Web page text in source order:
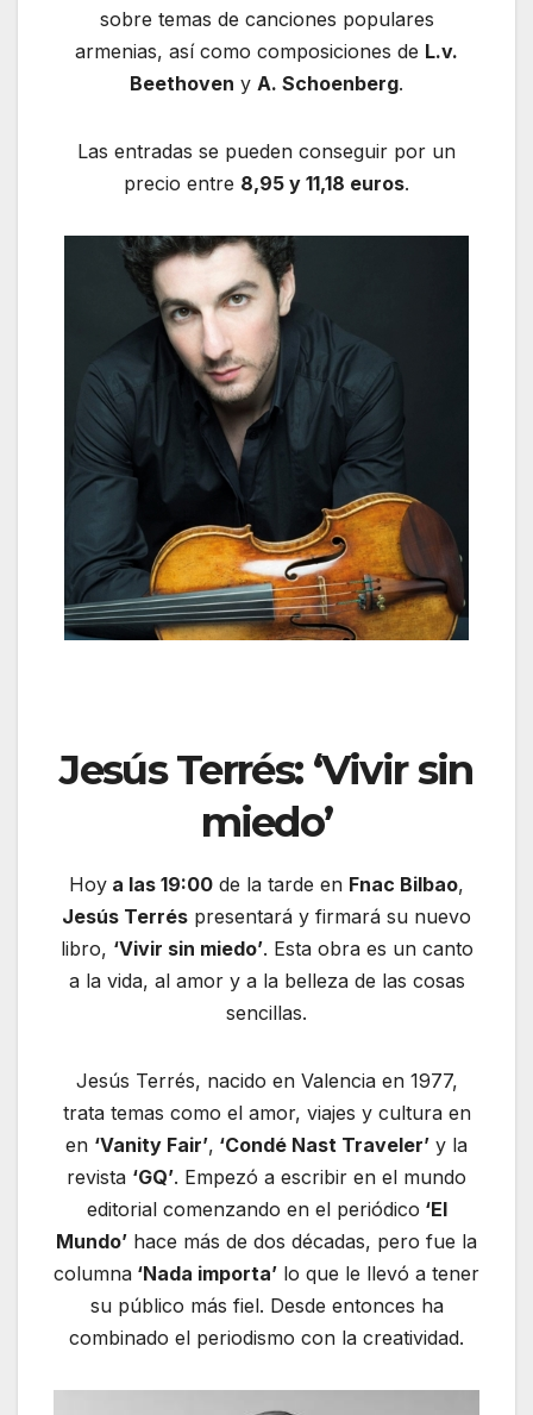
sobre temas de canciones populares
armenias, así como composiciones de L.v.
Beethoven y A. Schoenberg.
Las entradas se pueden conseguir por un
precio entre 8,95 y 11,18 euros.
Jesús Terrés: ‘Vivir sin
miedo’
Hoy a las 19:00 de la tarde en Fnac Bilbao,
Jesús Terrés presentará y firmará su nuevo
libro, ‘Vivir sin miedo’. Esta obra es un canto
a la vida, al amor y a la belleza de las cosas
sencillas.
Jesús Terrés, nacido en Valencia en 1977,
trata temas como el amor, viajes y cultura en
en ‘Vanity Fair’, ‘Condé Nast Traveler’ y la
revista ‘GQ’. Empezó a escribir en el mundo
editorial comenzando en el periódico ‘El
Mundo’ hace más de dos décadas, pero fue la
columna ‘Nada importa’ lo que le llevó a tener
su público más fiel. Desde entonces ha
combinado el periodismo con la creatividad.